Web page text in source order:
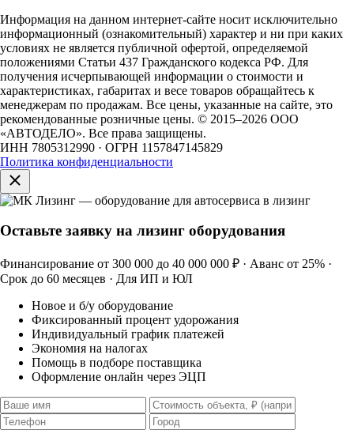
Информация на данном интернет-сайте носит исключительно
информационный (ознакомительный) характер и ни при каких
условиях не является публичной офертой, определяемой
положениями Статьи 437 Гражданского кодекса РФ. Для
получения исчерпывающей информации о стоимости и
характеристиках, габаритах и весе товаров обращайтесь к
менеджерам по продажам. Все цены, указанные на сайте, это
рекомендованные розничные цены. © 2015–2026 ООО
«АВТОДЕЛО». Все права защищены.
ИНН 7805312990 · ОГРН 1157847145829
Политика конфиденциальности
Оставьте заявку на лизинг оборудования
Финансирование от 300 000 до 40 000 000 ₽ · Аванс от 25% ·
Срок до 60 месяцев · Для ИП и ЮЛ
Новое и б/у оборудование
Фиксированный процент удорожания
Индивидуальный график платежей
Экономия на налогах
Помощь в подборе поставщика
Оформление онлайн через ЭЦП